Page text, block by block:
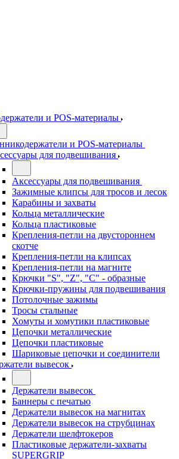
и POS-материалы
и POS-материалы
для подвешивания
Аксессуары для подвешивания
Зажимные клипсы для тросов и лесок
Карабины и захваты
Кольца металлические
Кольца пластиковые
Крепления-петли на двустороннем
скотче
Крепления-петли на клипсах
Крепления-петли на магните
Крючки "S", "Z", "C" - образные
Крючки-пружины для подвешивания
Потолочные зажимы
Тросы стальные
Хомуты и хомутики пластиковые
Цепочки металлические
Цепочки пластиковые
Шариковые цепочки и соединители
вывесок
Держатели вывесок
Баннеры с печатью
Держатели вывесок на магнитах
Держатели вывесок на струбцинах
Держатели шелфтокеров
Пластиковые держатели-захваты
SUPERGRIP